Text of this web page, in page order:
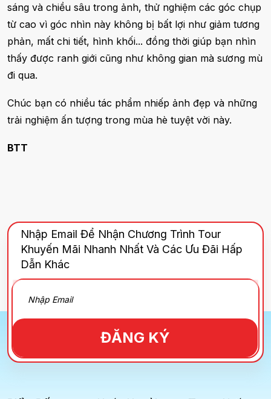
sáng và chiều sâu trong ảnh, thử nghiệm các góc chụp
từ cao vì góc nhìn này không bị bất lợi như giảm tương
phản, mất chi tiết, hình khối... đồng thời giúp bạn nhìn
thấy được ranh giới cũng như không gian mà sương mù
đi qua.
Chúc bạn có nhiều tác phẩm nhiếp ảnh đẹp và những
trải nghiệm ấn tượng trong mùa hè tuyệt vời này.
BTT
Nhập Email Để Nhận Chương Trình Tour
Khuyến Mãi Nhanh Nhất Và Các Ưu Đãi Hấp
Dẫn Khác
ĐĂNG KÝ